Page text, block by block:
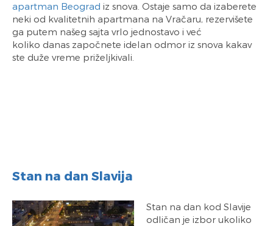
apartman Beograd iz snova. Ostaje samo da izaberete
neki od kvalitetnih apartmana na Vračaru, rezervišete
ga putem našeg sajta vrlo jednostavo i već
koliko danas započnete idelan odmor iz snova kakav
ste duže vreme priželjkivali.
Stan na dan Slavija
Stan na dan kod Slavije
odličan je izbor ukoliko